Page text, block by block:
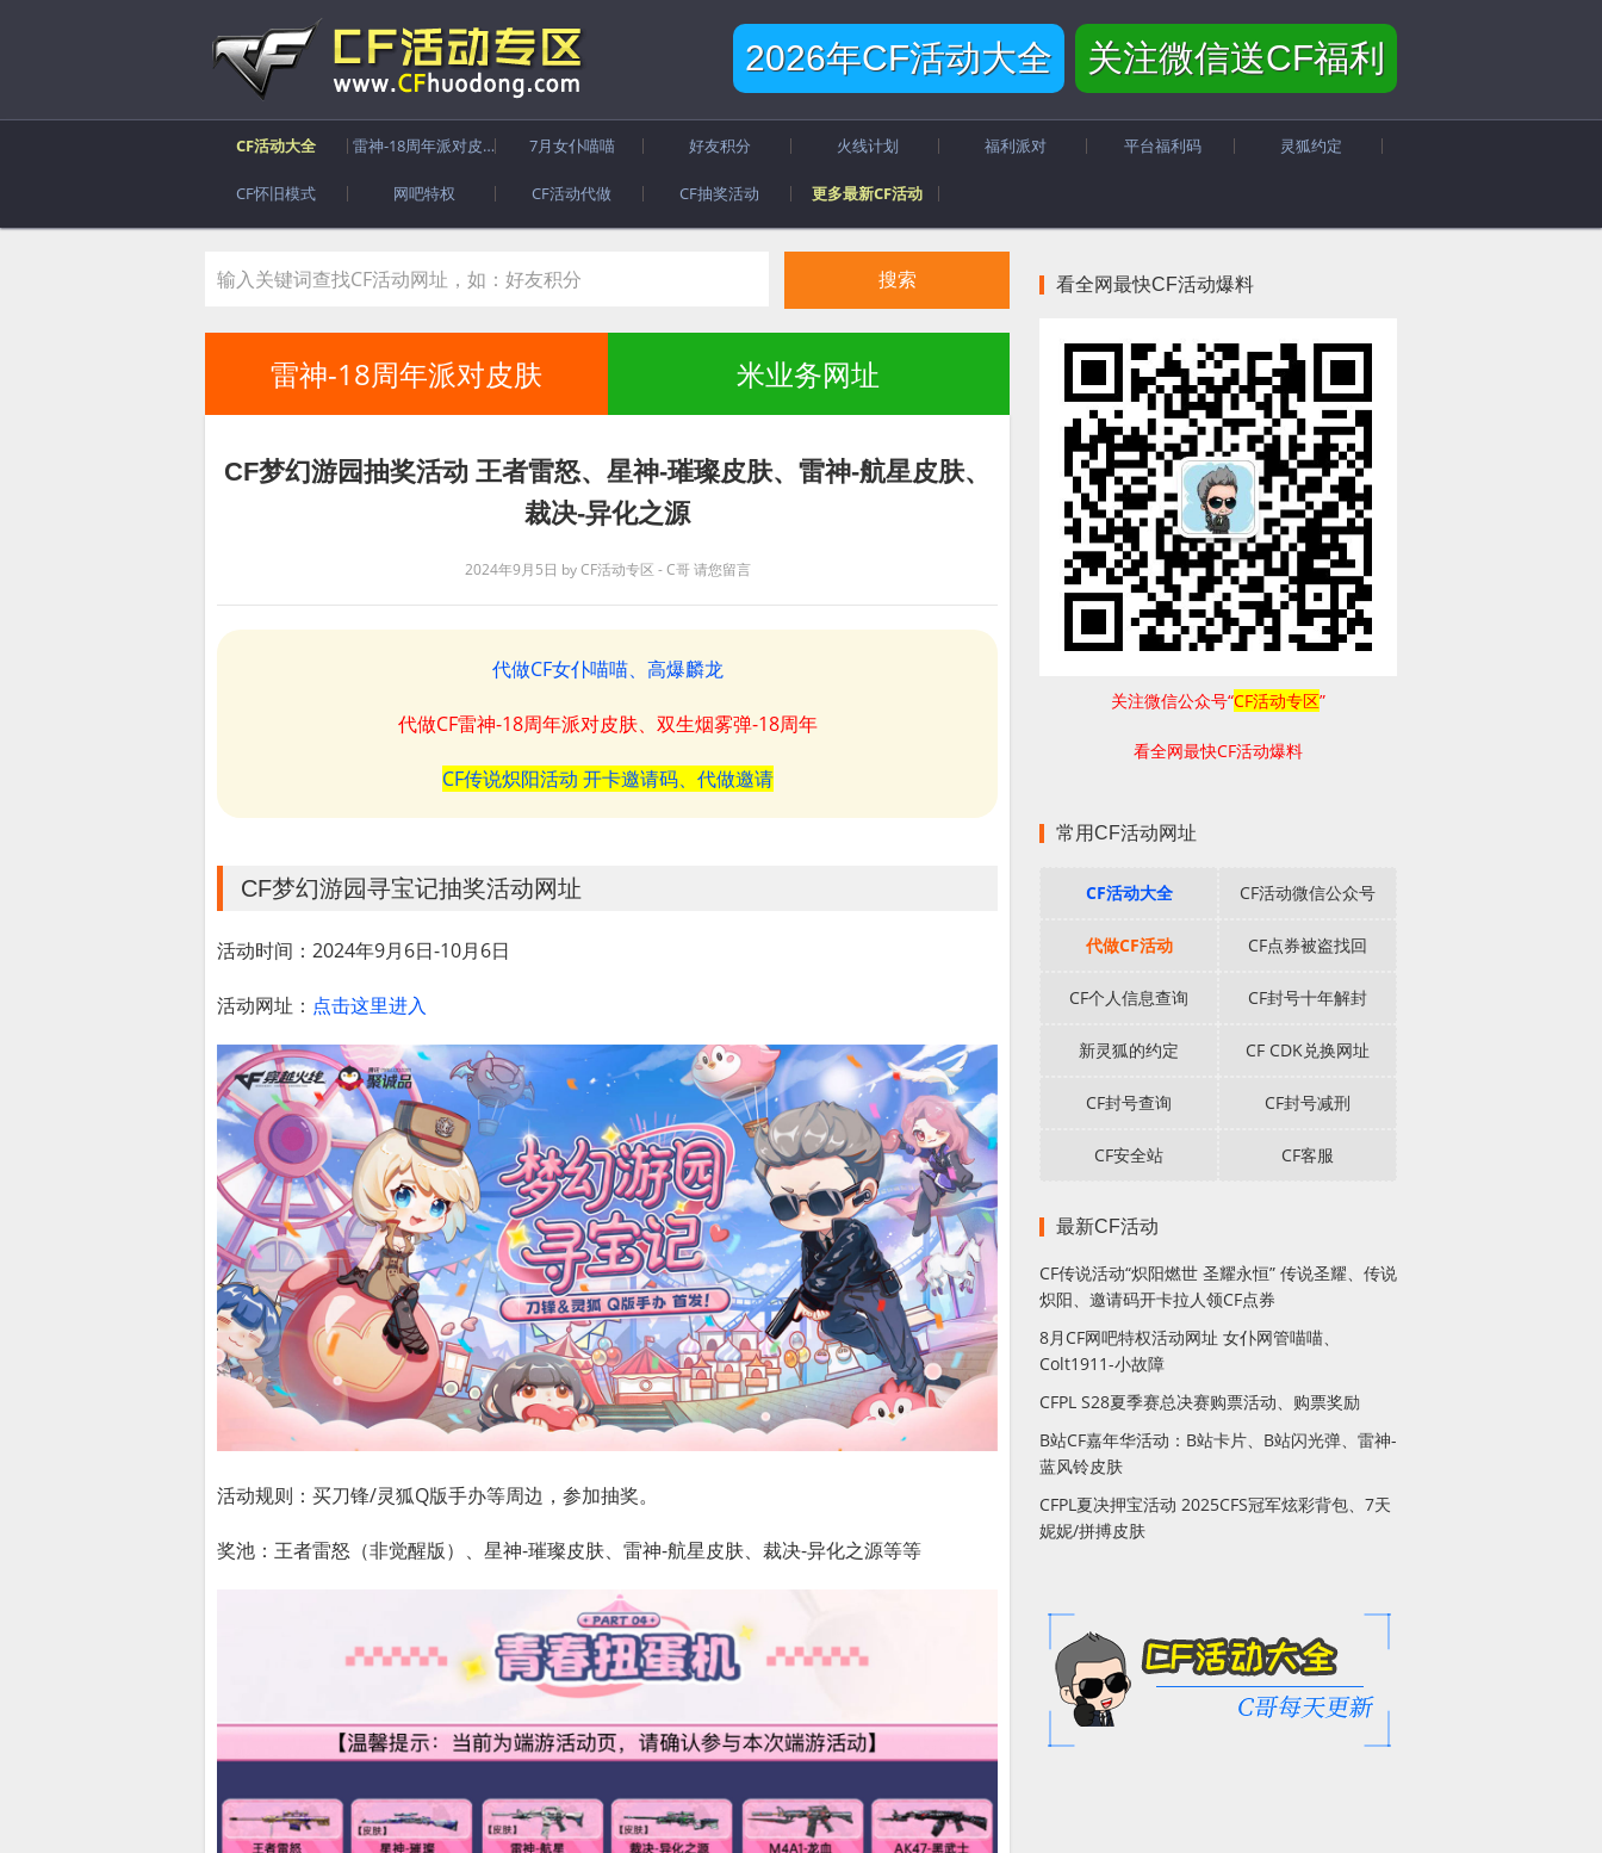
2026年CF活动大全 关注微信送CF福利
CF活动大全 雷神-18周年派对皮肤 7月女仆喵喵 好友积分 火线计划 福利派对 平台福利码 灵狐约定
CF怀旧模式 网吧特权 CF活动代做 CF抽奖活动 更多最新CF活动
雷神-18周年派对皮肤 米业务网址
CF梦幻游园抽奖活动 王者雷怒、星神-璀璨皮肤、雷神-航星皮肤、
裁决-异化之源
2024年9月5日 byCF活动专区 - C哥 请您留言
代做CF女仆喵喵、高爆麟龙
代做CF雷神-18周年派对皮肤、双生烟雾弹-18周年
CF传说炽阳活动 开卡邀请码、代做邀请
CF梦幻游园寻宝记抽奖活动网址
活动时间：2024年9月6日-10月6日
活动网址： 点击这里进入
活动规则：买刀锋/灵狐Q版手办等周边，参加抽奖。
奖池：王者雷怒（非觉醒版）、星神-璀璨皮肤、雷神-航星皮肤、裁决-异化之源等等
看全网最快CF活动爆料
关注微信公众号“CF活动专区”
看全网最快CF活动爆料
常用CF活动网址
CF活动大全 CF活动微信公众号
代做CF活动 CF点券被盗找回
CF个人信息查询 CF封号十年解封
新灵狐的约定 CF CDK兑换网址
CF封号查询 CF封号减刑
CF安全站 CF客服
最新CF活动
CF传说活动“炽阳燃世 圣耀永恒” 传说圣耀、传说
炽阳、邀请码开卡拉人领CF点券
8月CF网吧特权活动网址 女仆网管喵喵、
Colt1911-小故障
CFPL S28夏季赛总决赛购票活动、购票奖励
B站CF嘉年华活动：B站卡片、B站闪光弹、雷神-
蓝风铃皮肤
CFPL夏决押宝活动 2025CFS冠军炫彩背包、7天
妮妮/拼搏皮肤